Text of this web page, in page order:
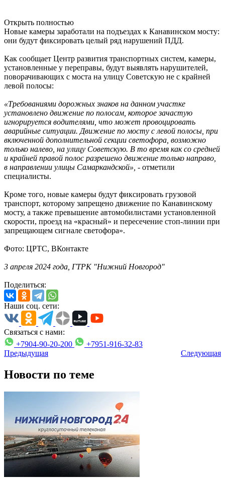
Открыть полностью
Новые камеры заработали на подъездах к Канавинском мосту:
они будут фиксировать целый ряд нарушений ПДД.
Как сообщает Центр развития транспортных систем, камеры,
установленные у переправы, будут выявлять нарушителей,
поворачивающих с моста на улицу Советскую не с крайней
левой полосы:
«Требованиями дорожных знаков на данном участке
установлено движение по полосам, которое зачастую
игнорируется водителями, что может провоцировать
аварийные ситуации. Движение по мосту с левой полосы, при
включенной дополнительной секции светофора, возможно
только налево, на улицу Советскую. В то время как со средней
и крайней правой полос разрешено движение только направо,
в направлении улицы Самаркандской», - отметили
специалисты.
Кроме того, новые камеры будут фиксировать грузовой
транспорт, которому запрещено движение по Канавинскому
мосту, а также превышение автомобилистами установленной
скорости, проезд на «красный» и пересечение стоп-линии при
запрещающем сигнале светофора».
Фото: ЦРТС, ВКонтакте
3 апреля 2024 года, ГТРК "Нижний Новгород"
Поделиться:
Наши соц. сети:
Связаться с нами:
+7904-90-20-200
+7951-916-32-83
Предыдущая
Следующая
Новости по теме